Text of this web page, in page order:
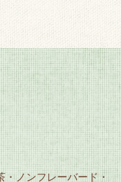
ノンフレーバード・